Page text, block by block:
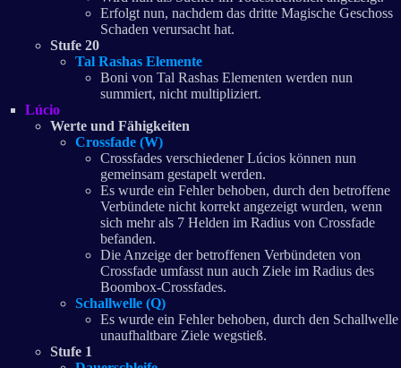
Erfolgt nun, nachdem das dritte Magische Geschoss
Schaden verursacht hat.
Stufe 20
Tal Rashas Elemente
Boni von Tal Rashas Elementen werden nun
summiert, nicht multipliziert.
Lúcio
Werte und Fähigkeiten
Crossfade (W)
Crossfades verschiedener Lúcios können nun
gemeinsam gestapelt werden.
Es wurde ein Fehler behoben, durch den betroffene
Verbündete nicht korrekt angezeigt wurden, wenn
sich mehr als 7 Helden im Radius von Crossfade
befanden.
Die Anzeige der betroffenen Verbündeten von
Crossfade umfasst nun auch Ziele im Radius des
Boombox-Crossfades.
Schallwelle (Q)
Es wurde ein Fehler behoben, durch den Schallwelle
unaufhaltbare Ziele wegstieß.
Stufe 1